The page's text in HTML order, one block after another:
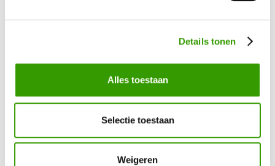
Details tonen
Alles toestaan
Selectie toestaan
Weigeren